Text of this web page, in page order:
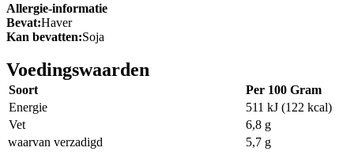
Allergie-informatie
Bevat:Haver
Kan bevatten:Soja
Voedingswaarden
Soort
Per 100 Gram
Energie
511 kJ (122 kcal)
Vet
6,8 g
waarvan verzadigd
5,7 g